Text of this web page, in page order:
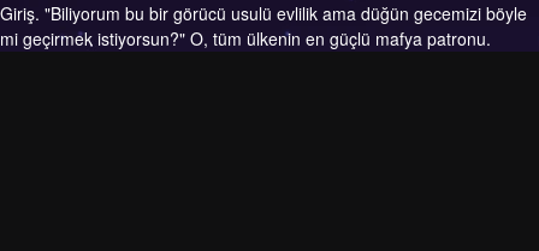
Giriş. "Biliyorum bu bir görücü usulü evlilik ama düğün gecemizi böyle
mi geçirmek istiyorsun?" O, tüm ülkenin en güçlü mafya patronu.